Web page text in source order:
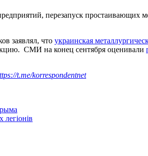
перезапуск
заявлял, что украинская
СМИ на конец сентября оценивали
t.me/korrespondentnet
легіонів